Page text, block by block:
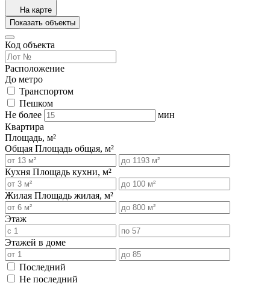
На карте
Показать объекты
Код объекта
Расположение
До метро
Транспортом
Пешком
Не более
мин
Квартира
Площадь, м²
Общая Площадь общая, м²
Кухня Площадь кухни, м²
Жилая Площадь жилая, м²
Этаж
Этажей в доме
Последний
Не последний